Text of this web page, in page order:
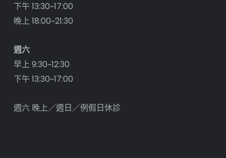
下午 13:30~17:00
晚上 18:00~21:30
週六
早上 9:30~12:30
下午 13:30~17:00
週六 晚上／週日／例假日休診